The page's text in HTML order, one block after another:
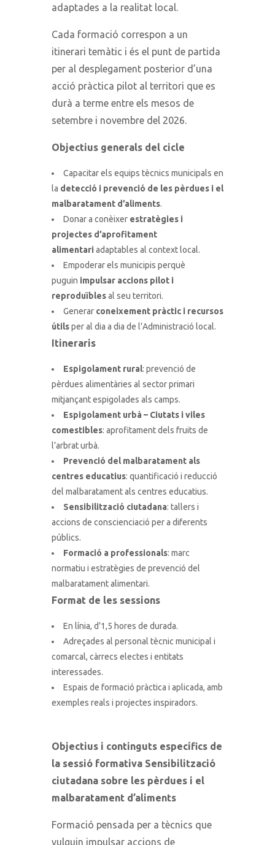
adaptades a la realitat local.
Cada formació correspon a un
itinerari temàtic i és el punt de partida
per al desplegament posterior d’una
acció pràctica pilot al territori que es
durà a terme entre els mesos de
setembre i novembre del 2026.
Objectius generals del cicle
Capacitar els equips tècnics municipals en
la detecció i prevenció de les pèrdues i el
malbaratament d’aliments.
Donar a conèixer estratègies i
projectes d’aprofitament
alimentari adaptables al context local.
Empoderar els municipis perquè
puguin impulsar accions pilot i
reproduïblesal seu territori.
Generar coneixement pràctic i recursos
útilsper al dia a dia de l’Administració local.
Itineraris
Espigolament rural: prevenció de
pèrdues alimentàries al sector primari
mitjançant espigolades als camps.
Espigolament urbà – Ciutats i viles
comestibles: aprofitament dels fruits de
l’arbrat urbà.
Prevenció del malbaratament als
centres educatius: quantificació i reducció
del malbaratament als centres educatius.
Sensibilització ciutadana: tallers i
accions de conscienciació per a diferents
públics.
Formació a professionals: marc
normatiu i estratègies de prevenció del
malbaratament alimentari.
Format de les sessions
En línia, d’1,5 hores de durada.
Adreçades al personal tècnic municipal i
comarcal, càrrecs electes i entitats
interessades.
Espais de formació pràctica i aplicada, amb
exemples reals i projectes inspiradors.
Objectius i continguts específics de
la sessió formativa Sensibilització
ciutadana sobre les pèrdues i el
malbaratament d’aliments
Formació pensada per a tècnics que
vulguin impulsar accions de